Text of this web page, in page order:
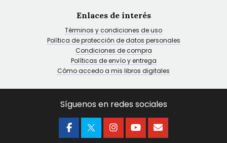
Enlaces de interés
Términos y condiciones de uso
Política de protección de datos personales
Condiciones de compra
Políticas de envío y entrega
Cómo accedo a mis libros digitales
Síguenos en redes sociales